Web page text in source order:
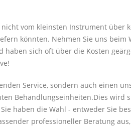
vom kleinsten Instrument über
könnten. Nehmen Sie uns beim
sich oft über die Kosten
Service, sondern auch einen
Behandlungseinheiten.Dies wird
haben die Wahl - entweder Sie
professioneller Beratung